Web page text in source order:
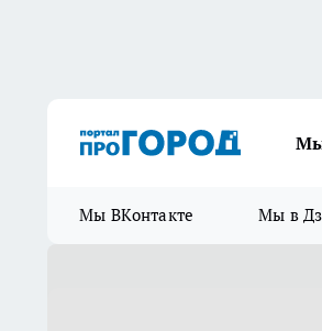
Мы ВКонтакте Мы в